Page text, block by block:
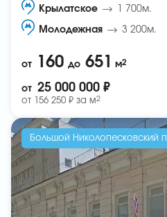
Крылатское 1 700м.
Молодежная 3 200м.
от 160 до 651 м2
от 25 000 000 ₽
от 156 250 ₽ за м2
Большой Николопесковский